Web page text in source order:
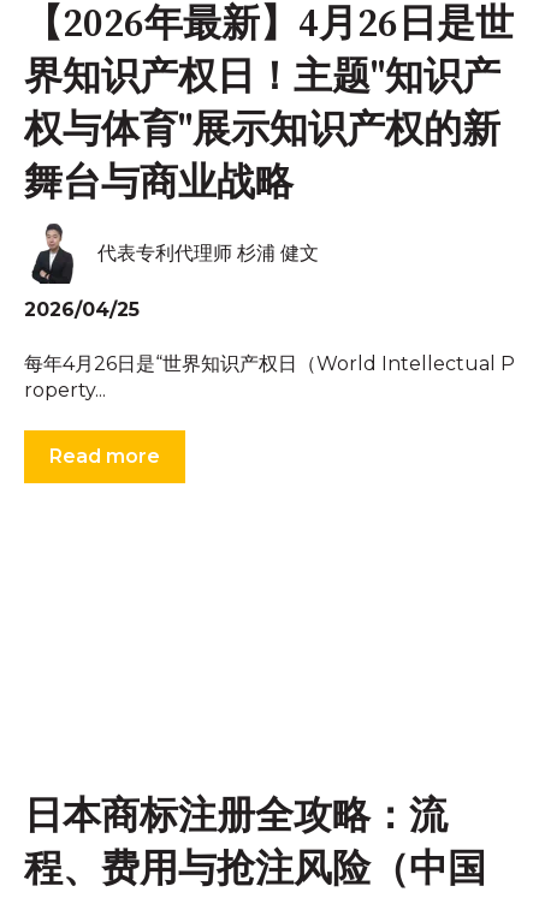
【2026年最新】4月26日是世
界知识产权日！主题"知识产
权与体育"展示知识产权的新
舞台与商业战略
代表专利代理师 杉浦 健文
2026/04/25
每年4月26日是“世界知识产权日（World Intellectual P
roperty...
Read more
日本商标注册全攻略：流
程、费用与抢注风险（中国